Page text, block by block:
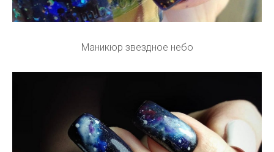
Маникюр звездное небо